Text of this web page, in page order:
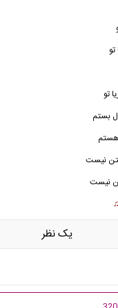
تو
بستم
هستم
نیست
نیست
يک نظر